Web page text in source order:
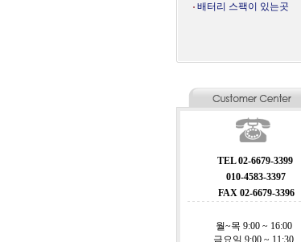
배터리 스팩이 있는곳
TEL 02-6679-3399
010-4583-3397
FAX 02-6679-3396
월~목 9:00 ~ 16:00
금요일 9:00 ~ 11:30